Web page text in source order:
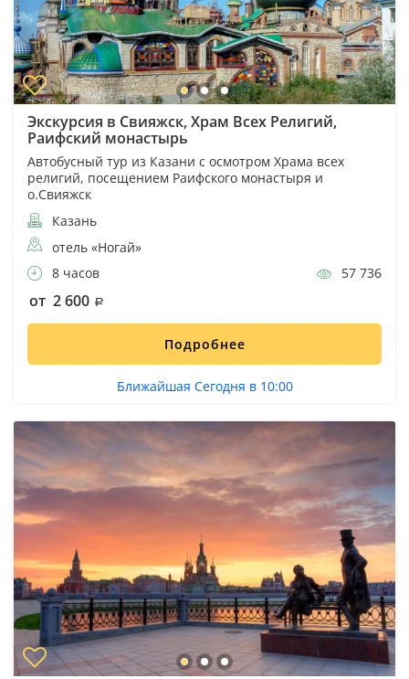
Экскурсия в Свияжск, Храм Всех Религий,
Раифский монастырь
Автобусный тур из Казани с осмотром Храма всех
религий, посещением Раифского монастыря и
о.Свияжск
Казань
отель «Ногай»
8 часов
57 736
от 2 600
Подробнее
Ближайшая Сегодня в 10:00